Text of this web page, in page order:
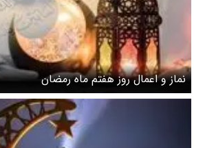
نماز و اعمال روز هفتم ماه رمضان